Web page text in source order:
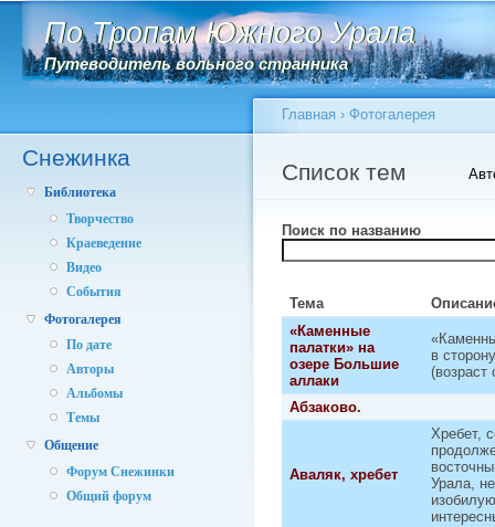
По Тропам Южного Урала
По Тропам Южного Урала
Путеводитель вольного странника
Путеводитель вольного странника
Главное меню
Снежинка
Библиотека
Творчество
Краеведение
Видео
События
Фотогалерея
По дате
Авторы
Альбомы
Темы
Общение
Форум Снежинки
Общий форум
Вы здесь
Главная › Фотогалерея
Список тем
Главные вкладки
Поиск по названию
Тема
«Каменные
палатки» на
озере Большие
аллаки
в
(возраст
Абзаково.
Аваляк, хребет
Хребет,
Урала,